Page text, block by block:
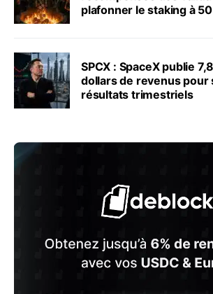
plafonner le staking à 50
SPCX : SpaceX publie
dollars de revenus pour
résultats trimestriels